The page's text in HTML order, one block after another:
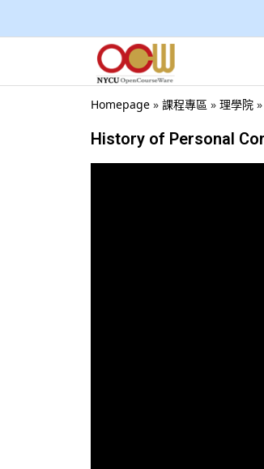
Homepage » 課程專區 » 理學院 »
History of Personal